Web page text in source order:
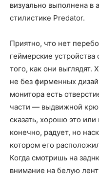
визуально выполнена в
стилистике Predator.
Приятно, что нет
геймерские устройства
того, как они выглядят.
не без фирменных
монитора есть
части — выдвижной
сказать, хорошо это
конечно, радует, но
котором его
Когда смотришь на
внимание на белую